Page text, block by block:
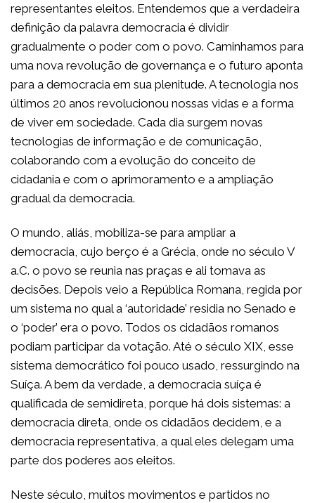
representantes eleitos. Entendemos que a verdadeira
definição da palavra democracia é dividir
gradualmente o poder com o povo. Caminhamos para
uma nova revolução de governança e o futuro aponta
para a democracia em sua plenitude. A tecnologia nos
últimos 20 anos revolucionou nossas vidas e a forma
de viver em sociedade. Cada dia surgem novas
tecnologias de informação e de comunicação,
colaborando com a evolução do conceito de
cidadania e com o aprimoramento e a ampliação
gradual da democracia.
O mundo, aliás, mobiliza-se para ampliar a
democracia, cujo berço é a Grécia, onde no século V
a.C. o povo se reunia nas praças e ali tomava as
decisões. Depois veio a República Romana, regida por
um sistema no qual a ‘autoridade’ residia no Senado e
o ‘poder’ era o povo. Todos os cidadãos romanos
podiam participar da votação. Até o século XIX, esse
sistema democrático foi pouco usado, ressurgindo na
Suíça. A bem da verdade, a democracia suíça é
qualificada de semidireta, porque há dois sistemas: a
democracia direta, onde os cidadãos decidem, e a
democracia representativa, a qual eles delegam uma
parte dos poderes aos eleitos.
Neste século, muitos movimentos e partidos no